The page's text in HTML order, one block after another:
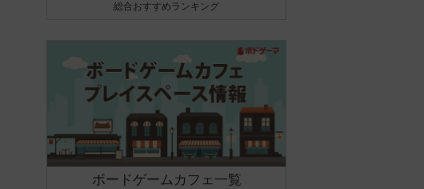
総合おすすめランキング
ボードゲームカフェ一覧